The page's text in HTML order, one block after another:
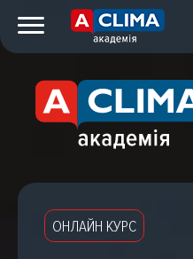
ОНЛАЙН КУРС